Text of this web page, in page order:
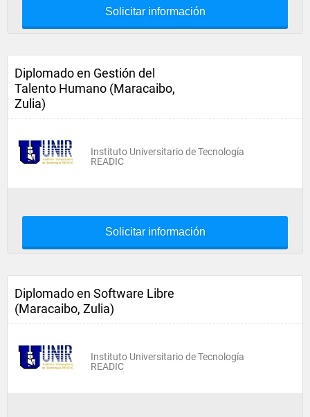
Solicitar información
Diplomado en Gestión del
Talento Humano (Maracaibo,
Zulia)
Instituto Universitario de Tecnología
READIC
Solicitar información
Diplomado en Software Libre
(Maracaibo, Zulia)
Instituto Universitario de Tecnología
READIC